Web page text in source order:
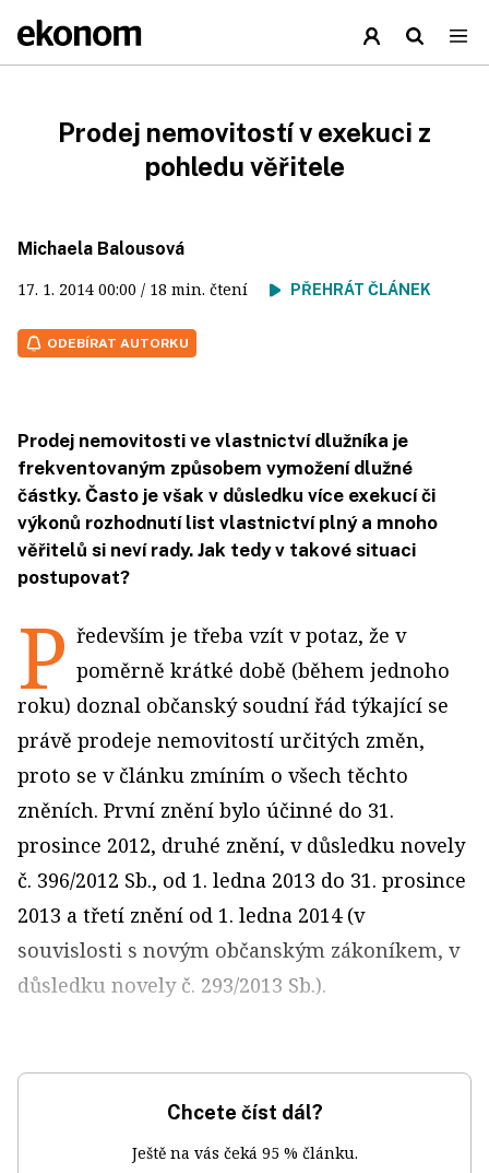
Prodej nemovitostí v exekuci z
pohledu věřitele
Michaela Balousová
17. 1. 2014 00:00 / 18 min. čtení PŘEHRÁT ČLÁNEK
ODEBÍRAT AUTORKU
Prodej nemovitosti ve vlastnictví dlužníka je
frekventovaným způsobem vymožení dlužné
částky. Často je však v důsledku více exekucí či
výkonů rozhodnutí list vlastnictví plný a mnoho
věřitelů si neví rady. Jak tedy v takové situaci
postupovat?
P ředevším je třeba vzít v potaz, že v
poměrně krátké době (během jednoho
roku) doznal občanský soudní řád týkající se
právě prodeje nemovitostí určitých změn,
proto se v článku zmíním o všech těchto
zněních. První znění bylo účinné do 31.
prosince 2012, druhé znění, v důsledku novely
č. 396/2012 Sb., od 1. ledna 2013 do 31. prosince
2013 a třetí znění od 1. ledna 2014 (v
souvislosti s novým občanským zákoníkem, v
důsledku novely č. 293/2013 Sb.).
Chcete číst dál?
Ještě na vás čeká 95 % článku.